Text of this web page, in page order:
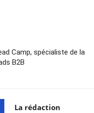
Camp, spécialiste de la
B2B
La rédaction